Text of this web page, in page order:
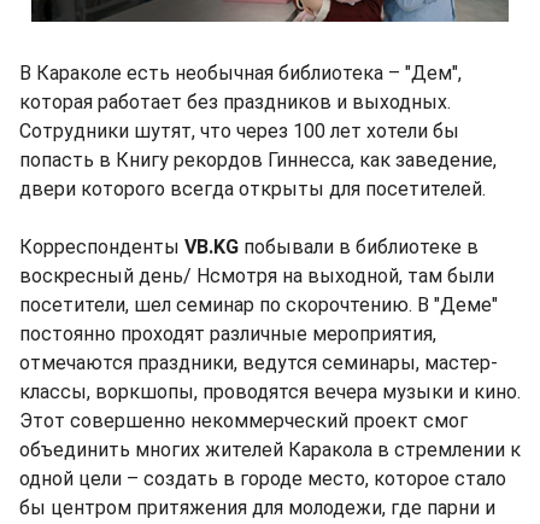
В Караколе есть необычная библиотека – "Дем",
которая работает без праздников и выходных.
Сотрудники шутят, что через 100 лет хотели бы
попасть в Книгу рекордов Гиннесса, как заведение,
двери которого всегда открыты для посетителей.
Корреспонденты VB.KG побывали в библиотеке в
воскресный день/ Нсмотря на выходной, там были
посетители, шел семинар по скорочтению. В "Деме"
постоянно проходят различные мероприятия,
отмечаются праздники, ведутся семинары, мастер-
классы, воркшопы, проводятся вечера музыки и кино.
Этот совершенно некоммерческий проект смог
объединить многих жителей Каракола в стремлении к
одной цели – создать в городе место, которое стало
бы центром притяжения для молодежи, где парни и